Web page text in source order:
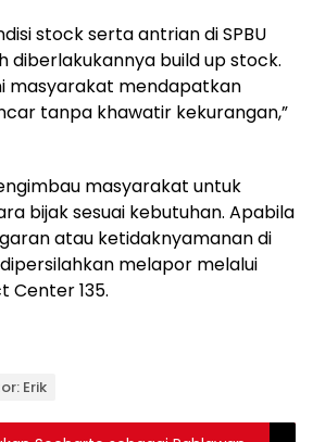
stock serta antrian di SPBU
diberlakukannya build up stock.
masyarakat mendapatkan
tanpa khawatir kekurangan,”
masyarakat untuk
bijak sesuai kebutuhan. Apabila
atau ketidaknyamanan di
melapor melalui
Center 135.
Erik